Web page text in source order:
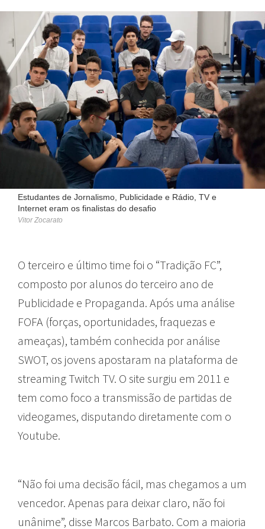
Estudantes de Jornalismo, Publicidade e Rádio, TV e
Internet eram os finalistas do desafio
Vitor Zocarato
O terceiro e último time foi o “Tradição FC”,
composto por alunos do terceiro ano de
Publicidade e Propaganda. Após uma análise
FOFA (forças, oportunidades, fraquezas e
ameaças), também conhecida por análise
SWOT, os jovens apostaram na plataforma de
streaming Twitch TV. O site surgiu em 2011 e
tem como foco a transmissão de partidas de
videogames, disputando diretamente com o
Youtube.
“Não foi uma decisão fácil, mas chegamos a um
vencedor. Apenas para deixar claro, não foi
unânime”, disse Marcos Barbato. Com a maioria